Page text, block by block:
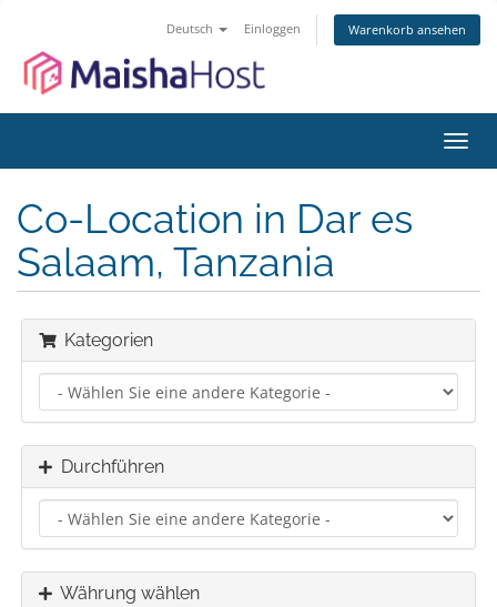
Deutsch Einloggen Warenkorb ansehen
ein-/
Co-Location in Dar es
Salaam, Tanzania
Kategorien
Durchführen
Währung wählen